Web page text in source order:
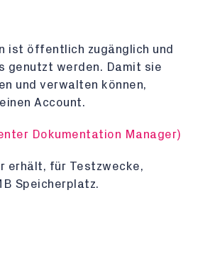
ist öffentlich zugänglich und
genutzt werden. Damit sie
und verwalten können,
Account.
Dokumentation Manager)
erhält, für Testzwecke,
Speicherplatz.